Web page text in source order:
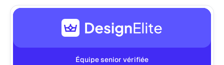
Équipe senior vérifiée